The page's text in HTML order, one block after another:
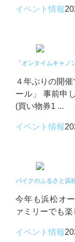
イベント情報
「オンタイムキャノ
４年ぶりの開
ール」 事前申
(買い物券1 ...
イベント情報
バイクのふるさと浜
今年も浜松オ
ァミリーでも
イベント情報